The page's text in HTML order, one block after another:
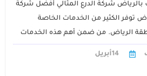
شركة الدرع المثالي أفضل شركة
توفر الكثير من الخدمات الخاصة
الرياض. من ضمن أهم هذه الخدمات
14أبريل